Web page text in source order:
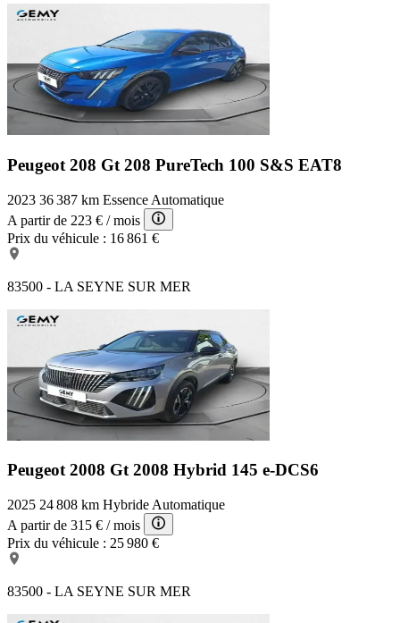
Peugeot 208 Gt 208 PureTech 100 S&S EAT8
2023 36 387 km Essence Automatique
A partir de 223 € / mois
Prix du véhicule : 16 861 €
83500 - LA SEYNE SUR MER
Peugeot 2008 Gt2008 Hybrid 145 e-DCS6
2025 24 808 km Hybride Automatique
A partir de 315 € / mois
Prix du véhicule : 25 980 €
83500 - LA SEYNE SUR MER